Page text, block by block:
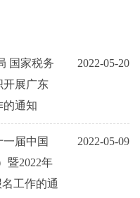
国家税务
开展广东
的通知
2022-05-20
届中国
暨2022年
工作的通
2022-05-09